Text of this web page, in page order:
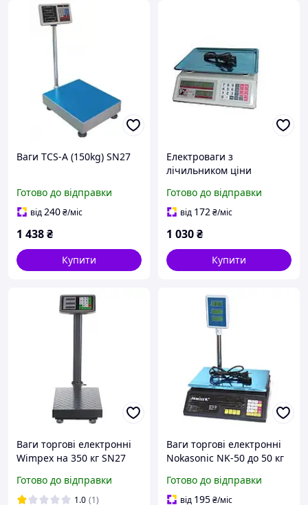
Ваги TCS-A (150kg) SN27
Готово до відправки
від240₴/міс
1 438₴
Купити
Електроваги з
лічильником ціни
ваги торгові SN27
Готово до відправки
від 172₴/міс
1 030₴
Купити
Ваги торгові електронні
Wimpex на 350 кг SN27
Готово до відправки
1.0 (1)
Ваги торгові електронні
Nokasonic NK-50 до 50 кг
Готово до відправки
від 195₴/міс